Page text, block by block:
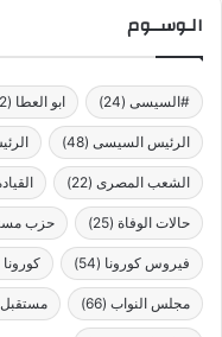
الـوســوم
#السيسى (24) ابو العطا (22)
الرئيس السيسى (48)
الشعب المصرى (22)
حالات الوفاة (25) حزب
فيروس كورونا (54) كورونا
مجلس النواب (66)